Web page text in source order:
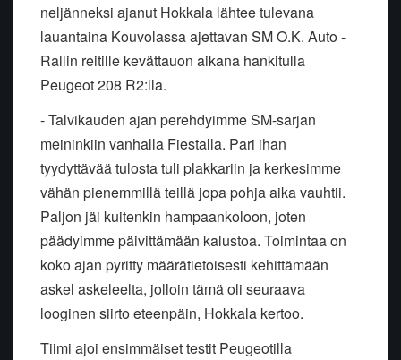
neljänneksi ajanut Hokkala lähtee tulevana
lauantaina Kouvolassa ajettavan SM O.K. Auto -
Rallin reitille kevättauon aikana hankitulla
Peugeot 208 R2:lla.
- Talvikauden ajan perehdyimme SM-sarjan
meininkiin vanhalla Fiestalla. Pari ihan
tyydyttävää tulosta tuli plakkariin ja kerkesimme
vähän pienemmillä teillä jopa pohja aika vauhtii.
Paljon jäi kuitenkin hampaankoloon, joten
päädyimme päivittämään kalustoa. Toimintaa on
koko ajan pyritty määrätietoisesti kehittämään
askel askeleelta, jolloin tämä oli seuraava
looginen siirto eteenpäin, Hokkala kertoo.
Tiimi ajoi ensimmäiset testit Peugeotilla